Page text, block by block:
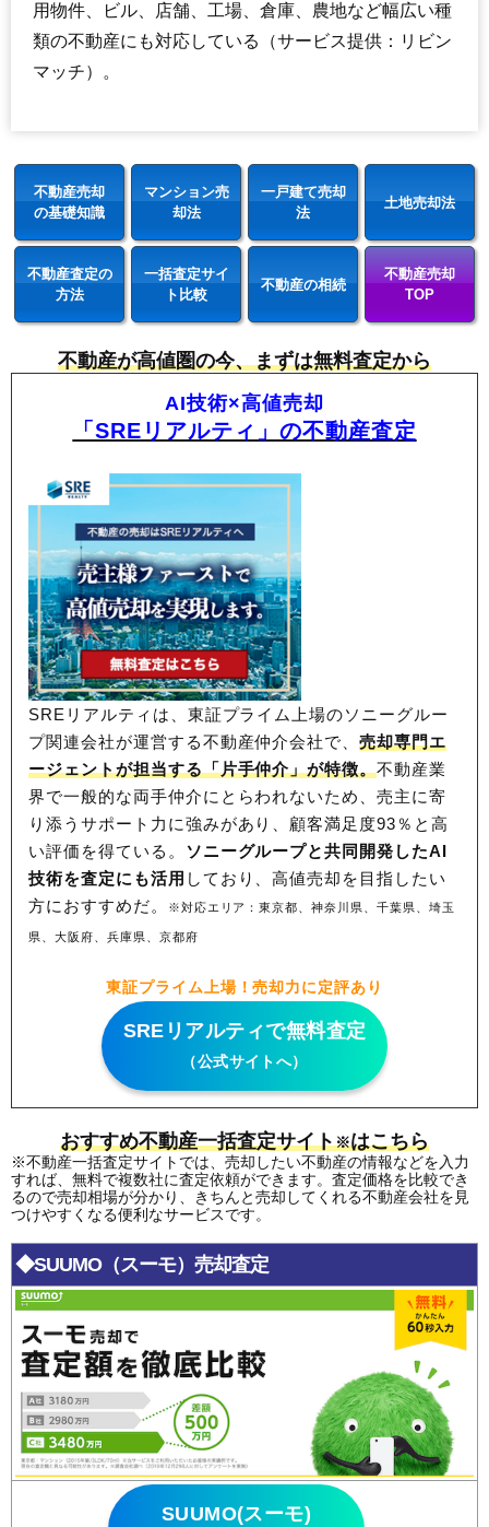
用物件、ビル、店舗、工場、倉庫、農地など幅広い種
類の不動産にも対応している（サービス提供：リビン
マッチ）。
不動産売却
の基礎知識
マンション売
却法
一戸建て売却
法
土地売却法
不動産査定の
方法
一括査定サイ
ト比較
不動産の相続
不動産売却
TOP
不動産が高値圏の今、まずは無料査定から
AI技術×高値売却
「SREリアルティ」の不動産査定
SREリアルティは、東証プライム上場のソニーグルー
プ関連会社が運営する不動産仲介会社で、売却専門エ
ージェントが担当する「片手仲介」が特徴。不動産業
界で一般的な両手仲介にとらわれないため、売主に寄
り添うサポート力に強みがあり、顧客満足度93％と高
い評価を得ている。 ソニーグループと共同開発したAI
技術を査定にも活用 しており、高値売却を目指したい
方におすすめだ。
※対応エリア：東京都、神奈川県、千葉県、埼玉
県、大阪府、兵庫県、京都府
東証プライム上場！売却力に定評あり
SREリアルティで無料査定
（公式サイトへ）
おすすめ不動産一括査定サイト※はこちら
※不動産一括査定サイトでは、売却したい不動産の情報などを入力
すれば、無料で複数社に査定依頼ができます。査定価格を比較でき
るので売却相場が分かり、きちんと売却してくれる不動産会社を見
つけやすくなる便利なサービスです。
◆SUUMO（スーモ）売却査定
SUUMO(スーモ)